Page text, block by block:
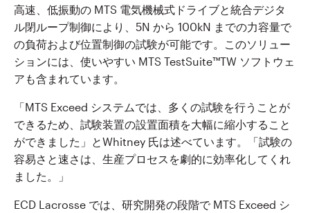
高速、低振動の MTS 電気機械式ドライブと統合デジタ
ル閉ループ制御により、5N から 100kN までの力容量で
の負荷および位置制御の試験が可能です。このソリュー
ションには、使いやすい MTS TestSuite™TW ソフトウェ
アも含まれています。
「MTS Exceed システムでは、多くの試験を行うことが
できるため、試験装置の設置面積を大幅に縮小すること
ができました」とWhitney 氏は述べています。「試験の
容易さと速さは、生産プロセスを劇的に効率化してくれ
ました。」
ECD Lacrosse では、研究開発の段階で MTS Exceed シ